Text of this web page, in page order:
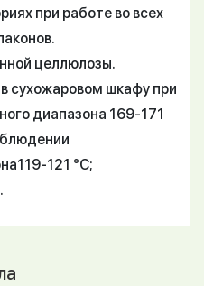
при работе во всех
целлюлозы.
сухожаровом шкафу при
диапазона 169-171
121 °С;